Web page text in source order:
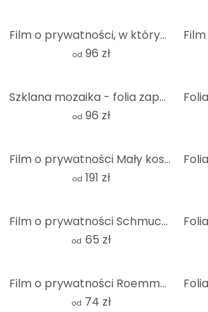
Film o prywatności, w którym noszę okulary przeciwsłoneczne
od 96 zł
Szklana mozaika - folia zapewniająca prywatność
od 96 zł
Film o prywatności Mały kosmita (2-częściowy)
od 191 zł
Film o prywatności Schmucker - Jana
od 65 zł
Film o prywatności Roemmelt - Widok z Reinebringen - Panorama
od 74 zł